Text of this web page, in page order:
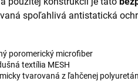
spoľahlivá antistatická
poromerický microfiber
textília MESH
tvarovaná z ľahčenej